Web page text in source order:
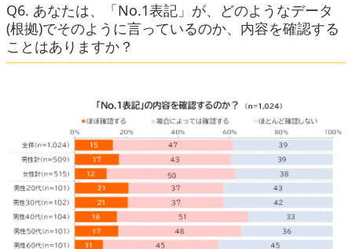
Q6. あなたは、「No.1表記」が、どのようなデータ
(根拠)でそのように言っているのか、内容を確認する
ことはありますか？